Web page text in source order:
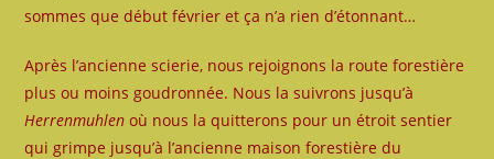
sommes que début février et ça n’a rien d’étonnant…
Après l’ancienne scierie, nous rejoignons la route forestière
plus ou moins goudronnée. Nous la suivrons jusqu’à
Herrenmuhlen où nous la quitterons pour un étroit sentier
qui grimpe jusqu’à l’ancienne maison forestière du